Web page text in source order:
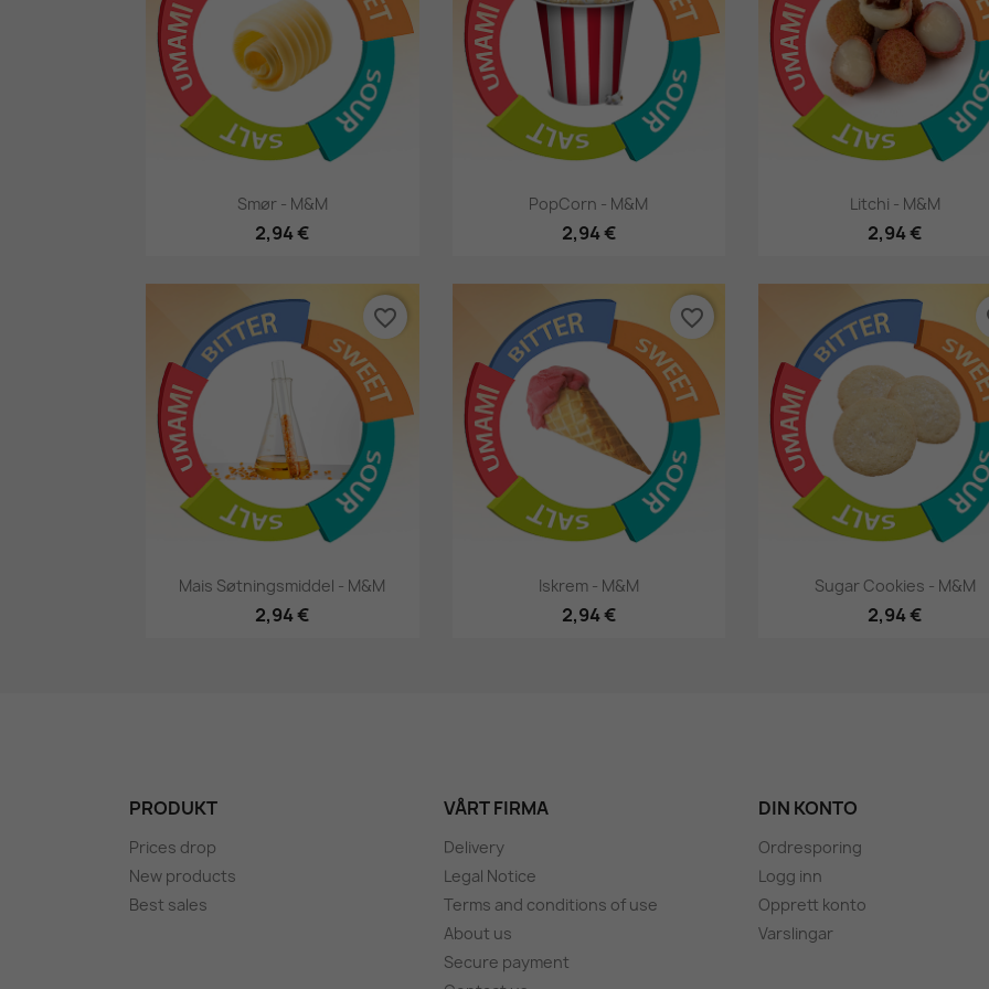
Hurtigsyning
Smør - M&M
2,94 €
Hurtigsyning
PopCorn - M&M
2,94 €
Hurtigsyning
Litchi - M&M
2,94 €
Hurtigsyning
Mais Søtningsmiddel - M&M
2,94 €
favorite_border
Hurtigsyning
Iskrem - M&M
2,94 €
favorite_border
Hurtigsyning
Sugar Cookies - M&M
2,94 €
PRODUKT
Prices drop
New products
Best sales
VÅRT FIRMA
Delivery
Legal Notice
Terms and conditions of use
About us
Secure payment
DIN KONTO
Ordresporing
Logg inn
Opprett konto
Varslingar